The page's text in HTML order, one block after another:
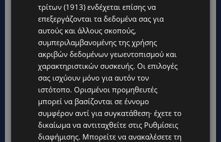
τρίτων (1913) ενδέχεται επίσης να
επεξεργάζονται τα δεδομένα σας για
αυτούς και άλλους σκοπούς,
συμπεριλαμβανομένης της χρήσης
ακριβών δεδομένων γεωεντοπισμού και
χαρακτηριστικών συσκευής. Οι επιλογές
σας ισχύουν μόνο για αυτόν τον
ιστότοπο. Ορισμένοι προμηθευτές
μπορεί να βασίζονται σε έννομο
συμφέρον αντί για συγκατάθεση· έχετε το
δικαίωμα να αντιταχθείτε στις Ρυθμίσεις
διαφήμισης. Μπορείτε να ανακαλέσετε τη